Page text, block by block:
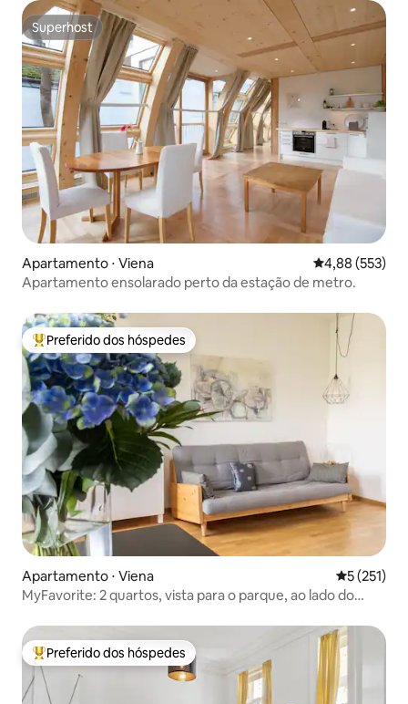
Superhost
Superhost
Apartamento ⋅ Viena 4,88 de uma
4,88 (553)
Apartamento ensolarado perto da estação de metro.
Entre os melhores preferidos dos hóspedes
Preferido dos hóspedes
Apartamento ⋅ Viena 5 de uma
5 (251)
MyFavorite: 2 quartos, vista para o parque, ao lado do
Entre os melhores preferidos dos hóspedes
Preferido dos hóspedes